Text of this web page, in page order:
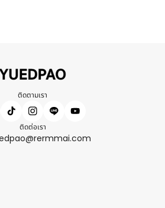
ติดตามเรา
ติดต่อเรา